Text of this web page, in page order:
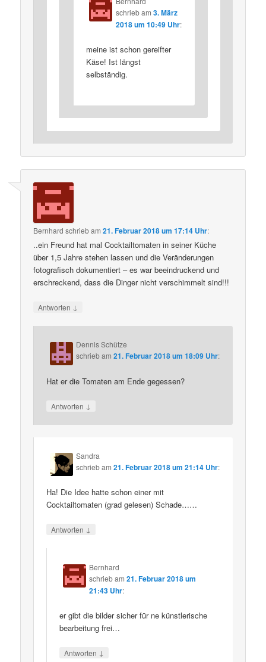
schriebam 3. März
2018 um 10:49 Uhr:
meine ist schon gereifter
Käse! Ist längst
selbständig.
Bernhard schriebam21. Februar 2018 um 17:14 Uhr:
..ein Freund hat mal Cocktailtomaten in seiner Küche
über 1,5 Jahre stehen lassen und die Veränderungen
fotografisch dokumentiert – es war beeindruckend und
erschreckend, dass die Dinger nicht verschimmelt sind!!!
Antworten ↓
Dennis Schütze
schriebam21. Februar 2018 um 18:09 Uhr:
Hat er die Tomaten am Ende gegessen?
Antworten ↓
Sandra
schriebam21. Februar 2018 um 21:14 Uhr:
Ha! Die Idee hatte schon einer mit
Cocktailtomaten (grad gelesen) Schade……
Antworten ↓
Bernhard
schriebam21. Februar 2018 um
21:43 Uhr:
er gibt die bilder sicher für ne künstlerische
bearbeitung frei…
Antworten ↓